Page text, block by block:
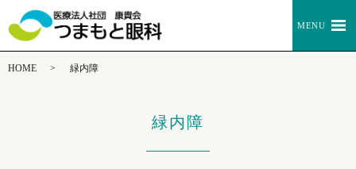
MENU
HOME 緑内障
緑内障